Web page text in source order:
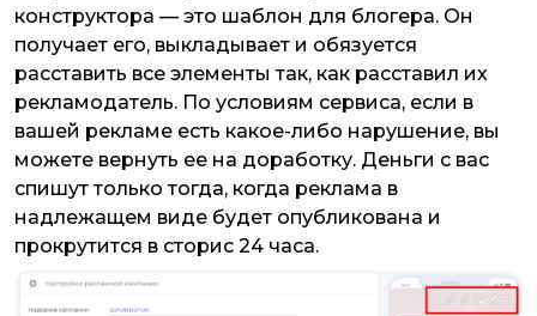
конструктора — это шаблон для блогера. Он
получает его, выкладывает и обязуется
расставить все элементы так, как расставил их
рекламодатель. По условиям сервиса, если в
вашей рекламе есть какое-либо нарушение, вы
можете вернуть ее на доработку. Деньги с вас
спишут только тогда, когда реклама в
надлежащем виде будет опубликована и
прокрутится в сторис 24 часа.